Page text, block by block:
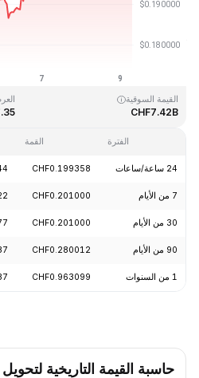
آخر تحديث: 2026-08-09، 06:40 GMT+0
القيمة السوقية
CHF7.42B
B
الفترة القمة
24 ساعة/ساعات CHF0.199358
7 من الأيام CHF0.201000
30 من الأيام CHF0.201000
90 من الأيام CHF0.280012
1 من السنوات CHF0.963099
حاسبة القيمة التاريخية لتحويل ADA إلى ADA